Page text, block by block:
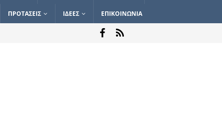
ΠΡΟΤΑΣΕΙΣ ΙΔΕΕΣ ΕΠΙΚΟΙΝΩΝΙΑ